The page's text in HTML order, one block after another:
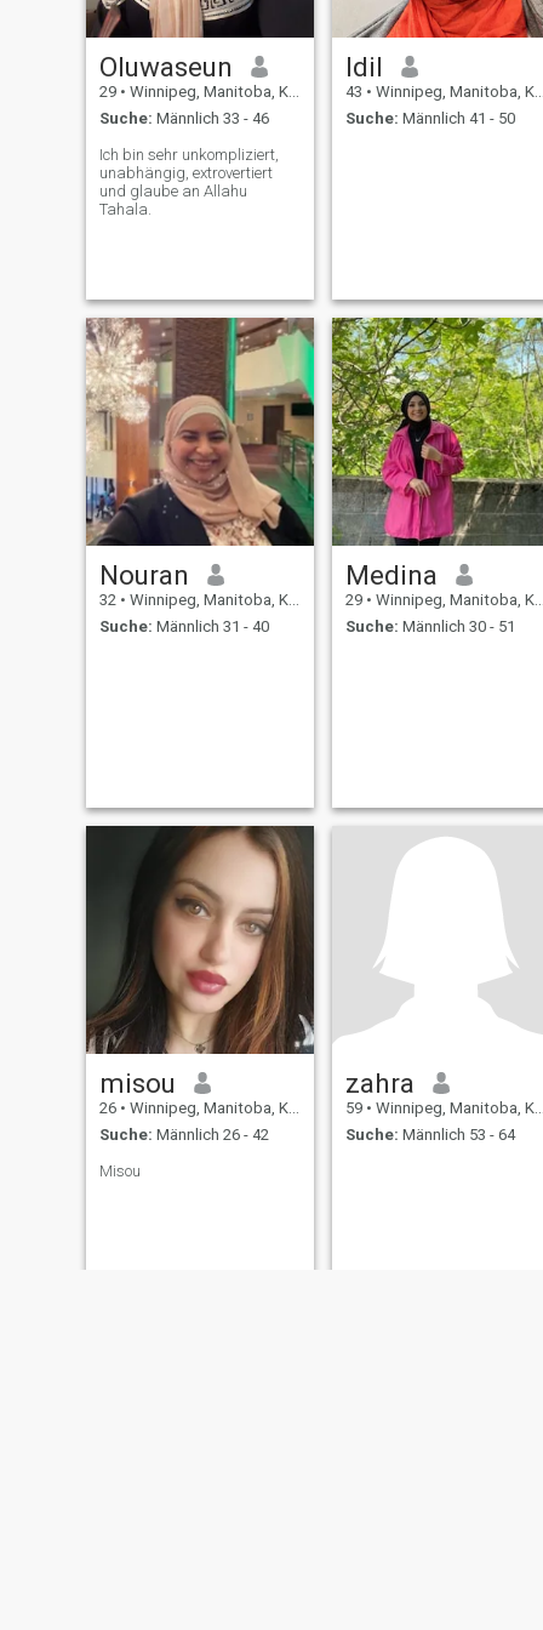
Oluwaseun
29 • Winnipeg, Manitoba, Kanada
Suche: Männlich 33 - 46
Ich bin sehr unkompliziert,
unabhängig, extrovertiert
und glaube an Allahu
Tahala.
Idil
43 • Winnipeg, Manitoba, Kanada
Suche: Männlich 41 - 50
Nouran
32 • Winnipeg, Manitoba, Kanada
Suche: Männlich 31 - 40
Medina
29 • Winnipeg, Manitoba, Kanada
Suche: Männlich 30 - 51
misou
26 • Winnipeg, Manitoba, Kanada
Suche: Männlich 26 - 42
Misou
zahra
59 • Winnipeg, Manitoba, Kanada
Suche: Männlich 53 - 64